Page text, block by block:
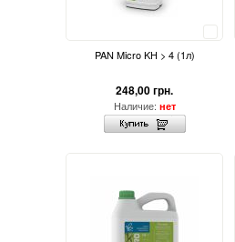
PAN Micro KH > 4 (1л)
248,00 грн.
Наличие: нет